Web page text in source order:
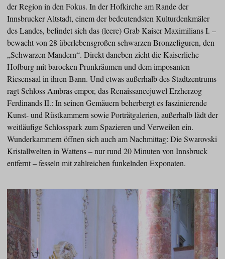
der Region in den Fokus. In der Hofkirche am Rande der
Innsbrucker Altstadt, einem der bedeutendsten Kulturdenkmäler
des Landes, befindet sich das (leere) Grab Kaiser Maximilians I. –
bewacht von 28 überlebensgroßen schwarzen Bronzefiguren, den
„Schwarzen Mandern“. Direkt daneben zieht die Kaiserliche
Hofburg mit barocken Prunkräumen und dem imposanten
Riesensaal in ihren Bann. Und etwas außerhalb des Stadtzentrums
ragt Schloss Ambras empor, das Renaissancejuwel Erzherzog
Ferdinands II.: In seinen Gemäuern beherbergt es faszinierende
Kunst- und Rüstkammern sowie Porträtgalerien, außerhalb lädt der
weitläufige Schlosspark zum Spazieren und Verweilen ein.
Wunderkammern öffnen sich auch am Nachmittag: Die Swarovski
Kristallwelten in Wattens – nur rund 20 Minuten von Innsbruck
entfernt – fesseln mit zahlreichen funkelnden Exponaten.